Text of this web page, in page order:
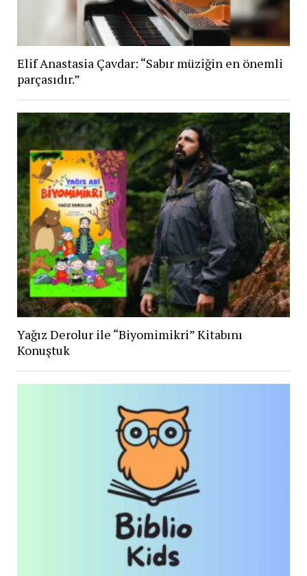
Elif Anastasia Çavdar: “Sabır müziğin en önemli
parçasıdır.”
Yağız Derolur ile “Biyomimikri” Kitabını
Konuştuk